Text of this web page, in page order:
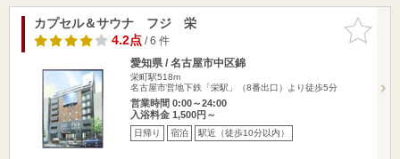
お気に入
りに追加
カプセル＆サウナ フジ 栄
4.2点/ 6 件
愛知県 / 名古屋市中区錦
栄町駅518m
名古屋市営地下鉄「栄駅」（8番出口）より徒歩5分
営業時間 0:00～24:00
入浴料金 1,500円～
日帰り 宿泊 駅近（徒歩10分以内）